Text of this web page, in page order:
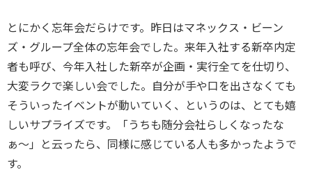
とにかく忘年会だらけです。昨日はマネックス・ビーン
ズ・グループ全体の忘年会でした。来年入社する新卒内定
者も呼び、今年入社した新卒が企画・実行全てを仕切り、
大変ラクで楽しい会でした。自分が手や口を出さなくても
そういったイベントが動いていく、というのは、とても嬉
しいサプライズです。「うちも随分会社らしくなったな
ぁ〜」と云ったら、同様に感じている人も多かったようで
す。